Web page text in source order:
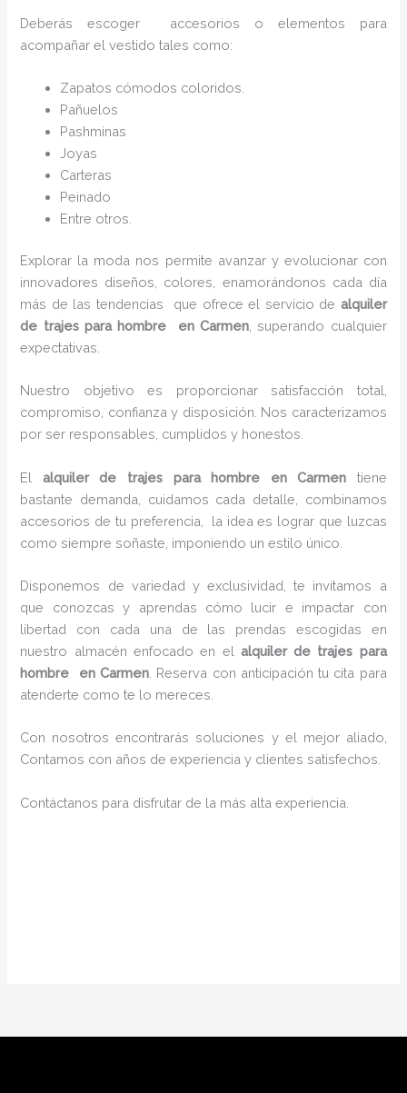
Deberás escoger accesorios o elementos para
acompañar el vestido tales como:
Zapatos cómodos coloridos.
Pañuelos
Pashminas
Joyas
Carteras
Peinado
Entre otros.
Explorar la moda nos permite avanzar y evolucionar con
innovadores diseños, colores, enamorándonos cada día
más de las tendencias que ofrece el servicio de alquiler
de trajes para hombre en Carmen , superando cualquier
expectativas.
Nuestro objetivo es proporcionar satisfacción total,
compromiso, confianza y disposición. Nos caracterizamos
por ser responsables, cumplidos y honestos.
El alquiler de trajes para hombre en Carmen tiene
bastante demanda, cuidamos cada detalle, combinamos
accesorios de tu preferencia, la idea es lograr que luzcas
como siempre soñaste, imponiendo un estilo único.
Disponemos de variedad y exclusividad, te invitamos a
que conozcas y aprendas cómo lucir e impactar con
libertad con cada una de las prendas escogidas en
nuestro almacén enfocado en el alquiler de trajes para
hombre en Carmen . Reserva con anticipación tu cita para
atenderte como te lo mereces.
Con nosotros encontrarás soluciones y el mejor aliado,
Contamos con años de experiencia y clientes satisfechos.
Contáctanos para disfrutar de la más alta experiencia.